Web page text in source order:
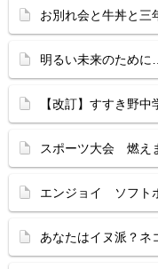
お別れ会と牛丼と
明るい未来のため
【改訂】すすき野
スポーツ大会 燃え
エンジョイ ソフト
あなたはイヌ派？